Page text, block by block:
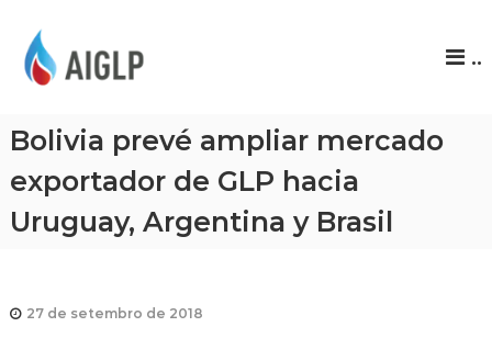
P
..
Bolivia prevé ampliar mercado
exportador de GLP hacia
Uruguay, Argentina y Brasil
27 de setembro de 2018